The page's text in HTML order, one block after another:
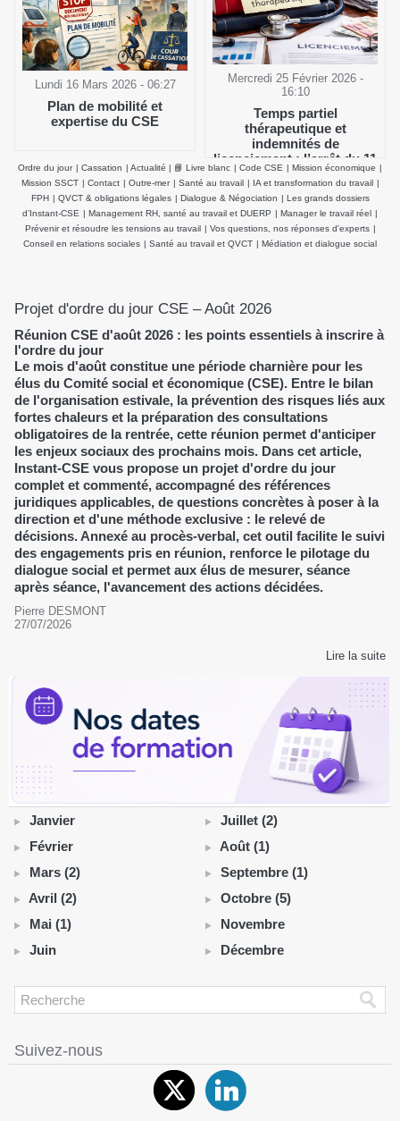
Lundi 16 Mars 2026 - 06:27
Plan de mobilité et
expertise du CSE
Mercredi 25 Février 2026 -
16:10
Temps partiel
thérapeutique et
indemnités de
licenciement : l’arrêt du 11
février 2026 de la Cour de
cassation clarifie le salaire
de référence
Ordre du jour | Cassation | Actualité | 📘 Livre blanc | Code CSE | Mission économique |
Mission SSCT | Contact | Outre-mer | Santé au travail | IA et transformation du travail |
FPH | QVCT & obligations légales | Dialogue & Négociation | Les grands dossiers
d’Instant-CSE | Management RH, santé au travail et DUERP | Manager le travail réel |
Prévenir et résoudre les tensions au travail | Vos questions, nos réponses d'experts |
Conseil en relations sociales | Santé au travail et QVCT | Médiation et dialogue social
Projet d'ordre du jour CSE – Août 2026
Réunion CSE d'août 2026 : les points essentiels à inscrire à
l'ordre du jour
Le mois d'août constitue une période charnière pour les
élus du Comité social et économique (CSE). Entre le bilan
de l'organisation estivale, la prévention des risques liés aux
fortes chaleurs et la préparation des consultations
obligatoires de la rentrée, cette réunion permet d'anticiper
les enjeux sociaux des prochains mois. Dans cet article,
Instant-CSE vous propose un projet d'ordre du jour
complet et commenté, accompagné des références
juridiques applicables, de questions concrètes à poser à la
direction et d'une méthode exclusive : le relevé de
décisions. Annexé au procès-verbal, cet outil facilite le suivi
des engagements pris en réunion, renforce le pilotage du
dialogue social et permet aux élus de mesurer, séance
après séance, l'avancement des actions décidées.
Pierre DESMONT
27/07/2026
Lire la suite
Janvier
Février
Mars (2)
Avril (2)
Mai (1)
Juin
Juillet (2)
Août (1)
Septembre (1)
Octobre (5)
Novembre
Décembre
Suivez-nous